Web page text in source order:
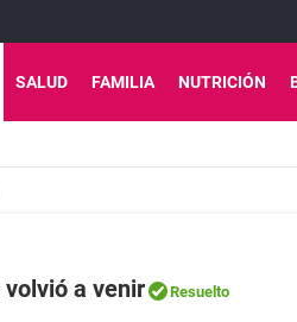
SALUD FAMILIA NUTRICIÓN
a venir Resuelto